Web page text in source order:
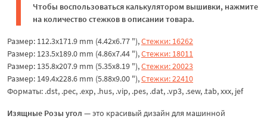
Чтобы воспользоваться калькулятором вышивки, нажмите
на количество стежков в описании товара.
Размер: 112.3x171.9 mm (4.42x6.77 "),Стежки: 16262
Размер: 123.5x189.0 mm (4.86x7.44 "),Стежки: 18011
Размер: 135.8x207.9 mm (5.35x8.19 "),Стежки: 20023
Размер: 149.4x228.6 mm (5.88x9.00 "),Стежки: 22410
Форматы: .dst, .pec, .exp, .hus, .vip, .pes, .dat, .vp3, .sew, .tab, xxx, jef
Изящные Розы угол — это красивый дизайн для машинной